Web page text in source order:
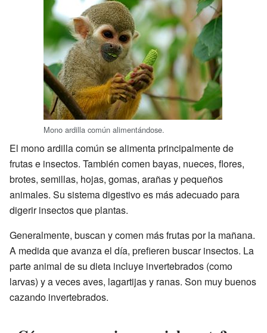
Mono ardilla común alimentándose.
El mono ardilla común se alimenta principalmente de
frutas e insectos. También comen bayas, nueces, flores,
brotes, semillas, hojas, gomas, arañas y pequeños
animales. Su sistema digestivo es más adecuado para
digerir insectos que plantas.
Generalmente, buscan y comen más frutas por la mañana.
A medida que avanza el día, prefieren buscar insectos. La
parte animal de su dieta incluye invertebrados (como
larvas) y a veces aves, lagartijas y ranas. Son muy buenos
cazando invertebrados.